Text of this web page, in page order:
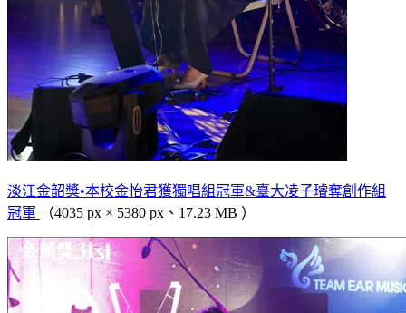
淡江金韶獎•本校金怡君獲獨唱組冠軍&臺大凌子璿奪創作組
冠軍
（4035 px × 5380 px、17.23 MB ）